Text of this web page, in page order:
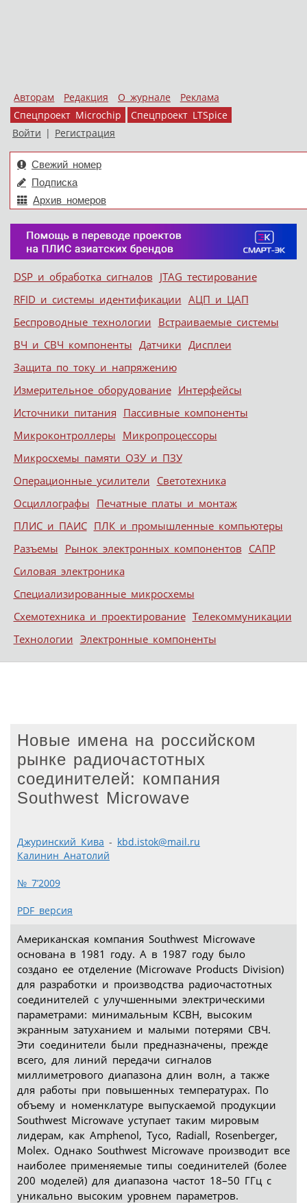
Авторам Редакция О журнале
Реклама
Спецпроект Microchip
Спецпроект LTSpice
Войти | Регистрация
Свежий номер
Подписка
Архив номеров
Меню
Skip to content
DSP и обработка сигналов JTAG тестирование
RFID и системы идентификации АЦП и ЦАП
Беспроводные технологии Встраиваемые системы
ВЧ и СВЧ компоненты Датчики Дисплеи
Защита по току и напряжению
Измерительное оборудование Интерфейсы
Источники питания Пассивные компоненты
Микроконтроллеры Микропроцессоры
Микросхемы памяти ОЗУ и ПЗУ
Операционные усилители Светотехника
Осциллографы Печатные платы и монтаж
ПЛИС и ПАИС ПЛК и промышленные компьютеры
Разъемы Рынок электронных компонентов САПР
Силовая электроника
Специализированные микросхемы
Схемотехника и проектирование Телекоммуникации
Технологии Электронные компоненты
Новые имена на российском
рынке радиочастотных
соединителей: компания
Southwest Microwave
Джуринский Кива - kbd.istok@mail.ru
Калинин Анатолий
№ 7’2009
PDF версия
Американская компания Southwest Microwave
основана в 1981 году. А в 1987 году было
создано ее отделение (Microwave Products Division)
для разработки и производства радиочастотных
соединителей с улучшенными электрическими
параметрами: минимальным КСВН, высоким
экранным затуханием и малыми потерями СВЧ.
Эти соединители были предназначены, прежде
всего, для линий передачи сигналов
миллиметрового диапазона длин волн, а также
для работы при повышенных температурах. По
объему и номенклатуре выпускаемой продукции
Southwest Microwave уступает таким мировым
лидерам, как Amphenol, Tyco, Radiall, Rosenberger,
Molex. Однако Southwest Microwave производит все
наиболее применяемые типы соединителей (более
200 моделей) для диапазона частот 18–50 ГГц с
уникально высоким уровнем параметров.